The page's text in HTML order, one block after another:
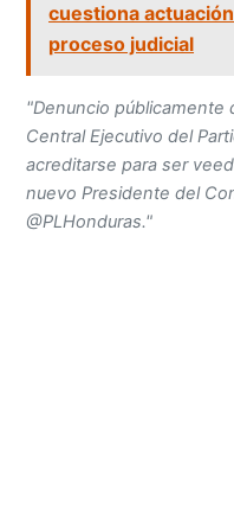
cuestiona
proceso judicial
"Denuncio públicamente
Central Ejecutivo del
acreditarse para ser
nuevo Presidente del
@PLHonduras."